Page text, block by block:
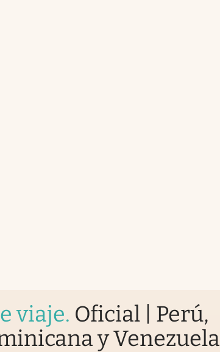
viaje. Oficial | Perú,
y Venezuela